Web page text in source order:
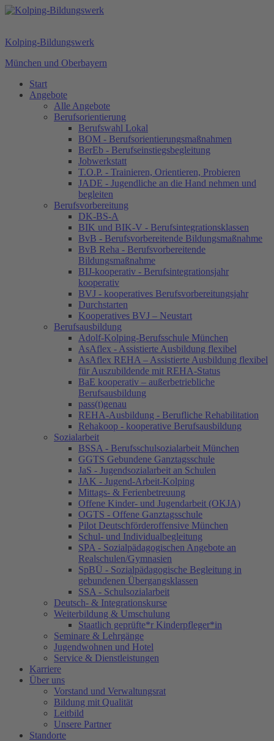
Kolping-Bildungswerk
München und Oberbayern
Start
Angebote
Alle Angebote
Berufsorientierung
Berufswahl Lokal
BOM - Berufsorientierungsmaßnahmen
BerEb - Berufseinstiegsbegleitung
Jobwerkstatt
T.O.P. - Trainieren, Orientieren, Probieren
JADE - Jugendliche an die Hand nehmen und
begleiten
Berufsvorbereitung
DK-BS-A
BIK und BIK-V - Berufsintegrationsklassen
BvB - Berufsvorbereitende Bildungsmaßnahme
BvB Reha - Berufsvorbereitende
Bildungsmaßnahme
BIJ-kooperativ - Berufsintegrationsjahr
kooperativ
BVJ - kooperatives Berufsvorbereitungsjahr
Durchstarten
Kooperatives BVJ – Neustart
Berufsausbildung
Adolf-Kolping-Berufsschule München
AsAflex - Assistierte Ausbildung flexibel
AsAflex REHA – Assistierte Ausbildung flexibel
für Auszubildende mit REHA-Status
BaE kooperativ – außerbetriebliche
Berufsausbildung
pass(t)genau
REHA-Ausbildung - Berufliche Rehabilitation
Rehakoop - kooperative Berufsausbildung
Sozialarbeit
BSSA - Berufsschulsozialarbeit München
GGTS Gebundene Ganztagsschule
JaS - Jugendsozialarbeit an Schulen
JAK - Jugend-Arbeit-Kolping
Mittags- & Ferienbetreuung
Offene Kinder- und Jugendarbeit (OKJA)
OGTS - Offene Ganztagsschule
Pilot Deutschförderoffensive München
Schul- und Individualbegleitung
SPA - Sozialpädagogischen Angebote an
Realschulen/Gymnasien
SpBÜ - Sozialpädagogische Begleitung in
gebundenen Übergangsklassen
SSA - Schulsozialarbeit
Deutsch- & Integrationskurse
Weiterbildung & Umschulung
Staatlich geprüfte*r Kinderpfleger*in
Seminare & Lehrgänge
Jugendwohnen und Hotel
Service & Dienstleistungen
Karriere
Über uns
Vorstand und Verwaltungsrat
Bildung mit Qualität
Leitbild
Unsere Partner
Standorte